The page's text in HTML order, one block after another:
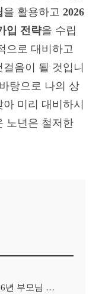
을 활용하고 2026
입 전략을 수립
으로 대비하고
음이 될 것입니
탕으로 나의 상
미리 대비하시
노년은 철저한
치매보험 현명하게 고르는 법: 2026년 부모님 치매, 지금 대비하면 늦지 않아요!